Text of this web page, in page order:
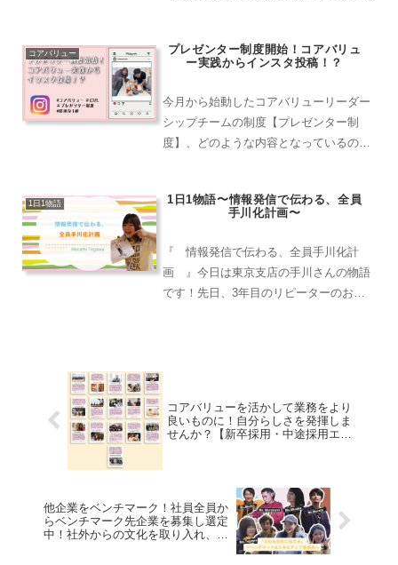
財団法人 どうぶつ基...
コアバリュー
プレゼンター制度開始！コアバリュ
ー実践からインスタ投稿！？
今月から始動したコアバリューリーダー
シップチームの制度【プレゼンター制
度】、どのような内容となっているのか
獲得したのか…！？新しいイベント21の
1日1物語
1日1物語〜情報発信で伝わる、全員
手川化計画〜
『 情報発信で伝わる、全員手川化計
画 』今日は東京支店の手川さんの物語
です！先日、3年目のリピーターのお客
だけで会ったこともない方ので...
コアバリューを活かして業務をより
良いものに！自分らしさを発揮しま
せんか？【新卒採用・中途採用エン
他企業をベンチマーク！社員全員か
らベンチマーク先企業を募集し選定
中！社外からの文化を取り入れ、社